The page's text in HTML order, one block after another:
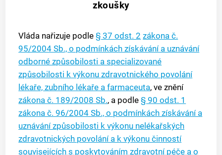
zkoušky
Vláda nařizuje podle§ 37 odst. 2 zákona č.
95/2004 Sb., o podmínkách získávání a uznávání
odborné způsobilosti a specializované
způsobilosti k výkonu zdravotnického povolání
lékaře, zubního lékaře a farmaceuta, ve znění
zákona č. 189/2008 Sb., a podle§ 90 odst. 1
zákona č. 96/2004 Sb., o podmínkách získávání a
uznávání způsobilosti k výkonu nelékařských
zdravotnických povolání a k výkonu činností
souvisejících s poskytováním zdravotní péče a o